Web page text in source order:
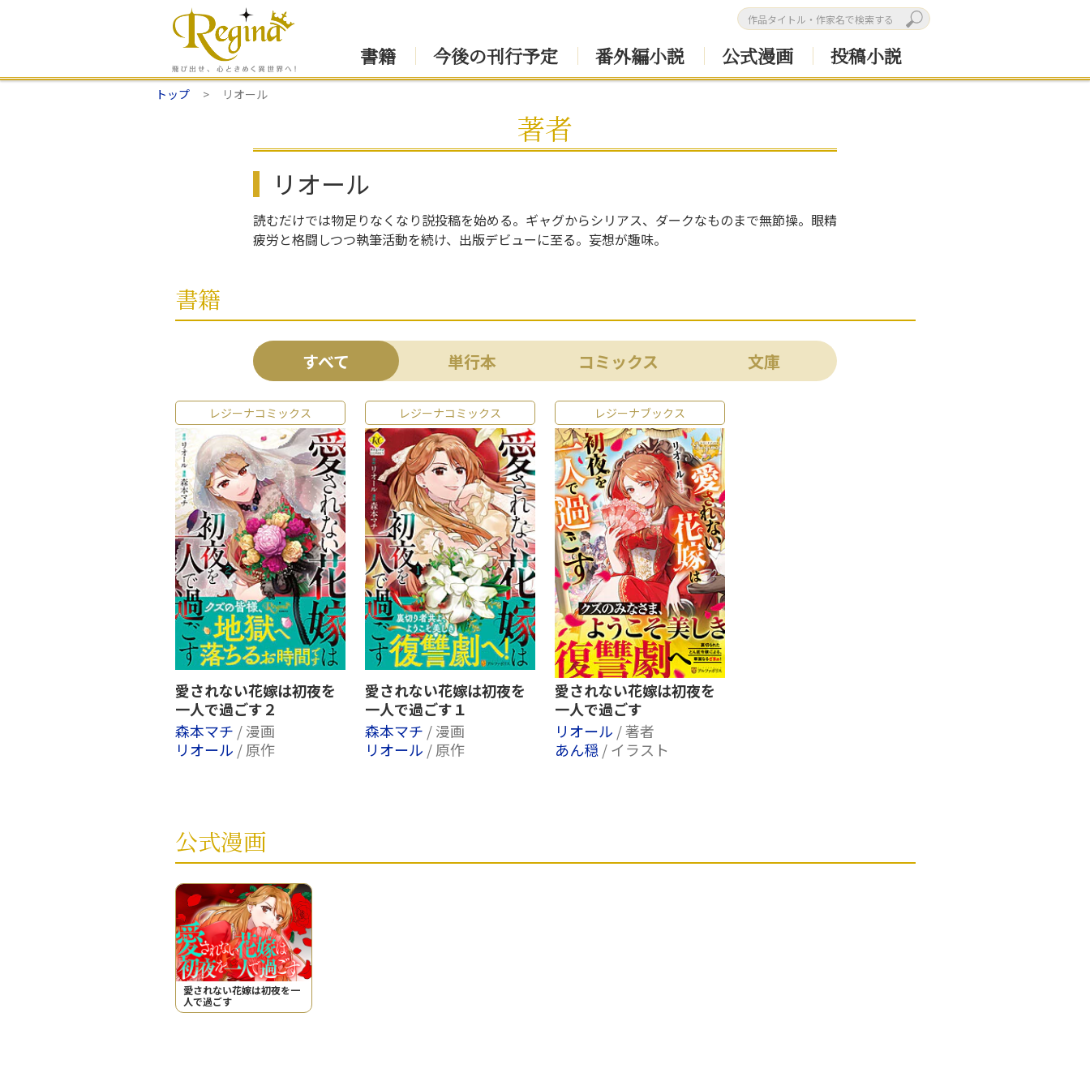
書籍 今後の刊行予定 番外編小説 公式漫画 投稿小説
トップ リオール
著者
リオール
読むだけでは物足りなくなり説投稿を始める。ギャグからシリアス、ダークなものまで無節操。眼精
疲労と格闘しつつ執筆活動を続け、出版デビューに至る。妄想が趣味。
書籍
すべて 単行本 コミックス 文庫
レジーナコミックス
愛されない花嫁は初夜を
一人で過ごす２
森本マチ / 漫画
リオール / 原作
レジーナコミックス
愛されない花嫁は初夜を
一人で過ごす１
森本マチ / 漫画
リオール / 原作
レジーナブックス
愛されない花嫁は初夜を
一人で過ごす
リオール / 著者
あん穏 / イラスト
公式漫画
愛されない花嫁は初夜を一
人で過ごす